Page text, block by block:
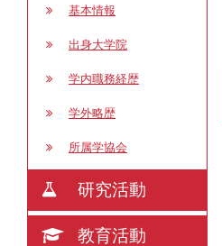
基本情報
出身大学院
学内職務経歴
学外略歴
所属学協会
研究活動
教育活動